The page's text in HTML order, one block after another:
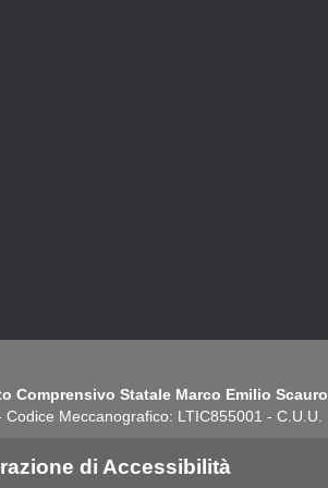
Comprensivo Statale Marco Emilio
Meccanografico: LTIC855001 - C.U.U.
di Accessibilità